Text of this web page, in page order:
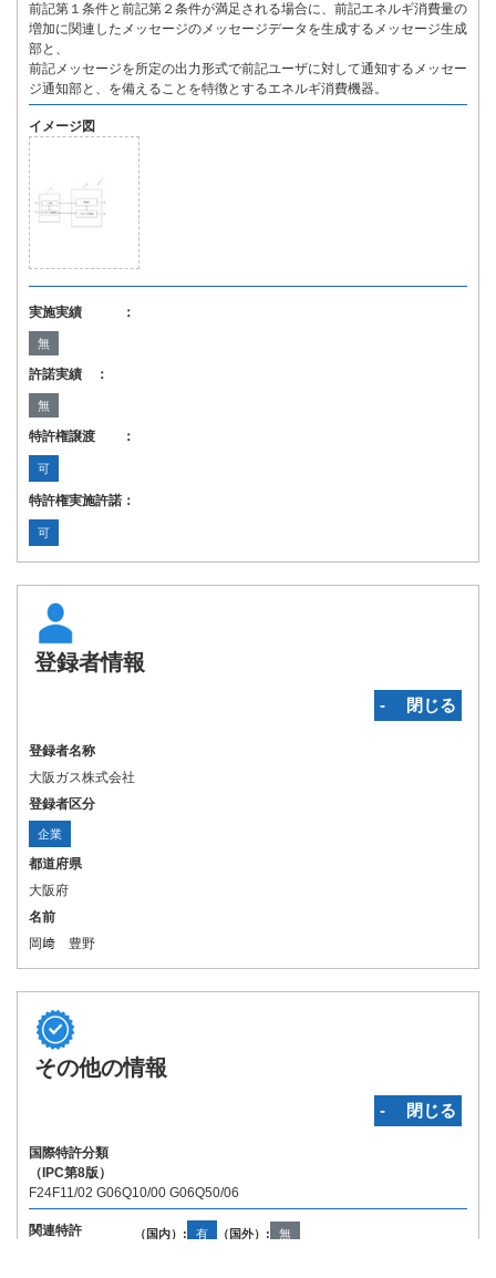
前記第１条件と前記第２条件が満足される場合に、前記エネルギ消費量の
増加に関連したメッセージのメッセージデータを生成するメッセージ生成
部と、
前記メッセージを所定の出力形式で前記ユーザに対して通知するメッセー
ジ通知部と、を備えることを特徴とするエネルギ消費機器。
イメージ図
実施実績 ：
無
許諾実績 ：
無
特許権譲渡 ：
可
特許権実施許諾：
可
登録者情報
‐ 閉じる
登録者名称
大阪ガス株式会社
登録者区分
企業
都道府県
大阪府
名前
岡﨑 豊野
その他の情報
‐ 閉じる
国際特許分類
（IPC第8版）
F24F11/02 G06Q10/00 G06Q50/06
関連特許 （国内）: 有 （国外）: 無